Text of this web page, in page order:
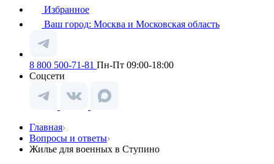
Избранное
Ваш город: Москва и Московская область
8 800 500-71-81 Пн-Пт 09:00-18:00
Соцсети
Главная
Вопросы и ответы
Жилье для военных в Ступино